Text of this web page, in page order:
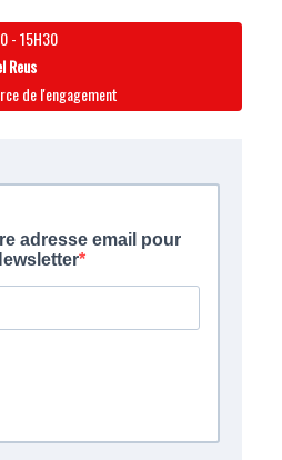
-15H30
Reus
de l'engagement